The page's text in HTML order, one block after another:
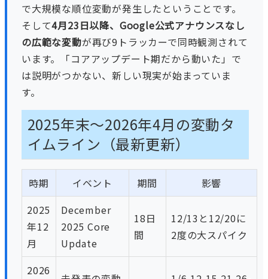
で大規模な順位変動が発生したということです。
そして4月23日以降、Google公式アナウンスなし
の広範な変動が再び9トラッカーで同時観測されて
います。「コアアップデート期だから動いた」で
は説明がつかない、新しい現実が始まっていま
す。
2025年末〜2026年4月の変動タ
イムライン（最新更新）
時期 イベント 期間
影響
2025
年12
月
December
2025 Core
Update
18日
間
12/13と12/20に
2度の大スパイク
2026